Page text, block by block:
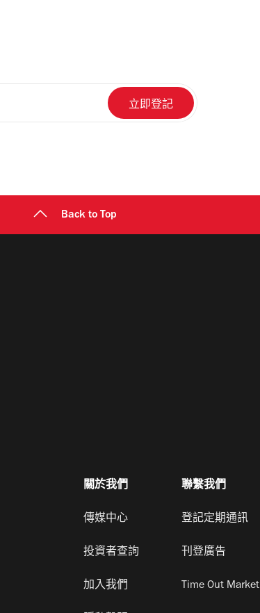
Back to Top
關於我們
傳媒中心
投資者查詢
加入我們
聯繫我們
登記定期通訊
刊登廣告
Time Out Market